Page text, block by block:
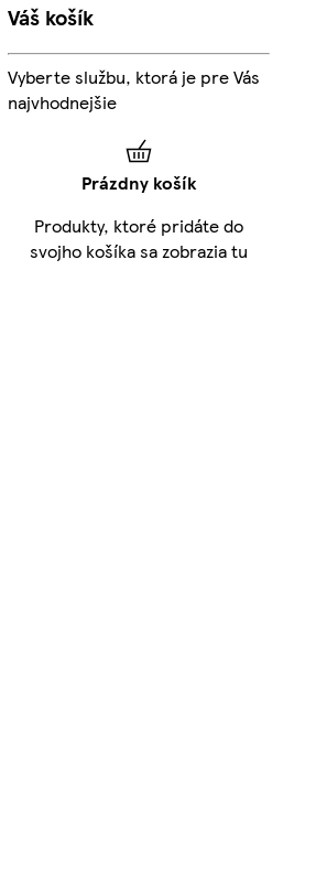
Váš košík
Vyberte službu, ktorá je pre Vás
najvhodnejšie
Prázdny košík
Produkty, ktoré pridáte do
svojho košíka sa zobrazia tu